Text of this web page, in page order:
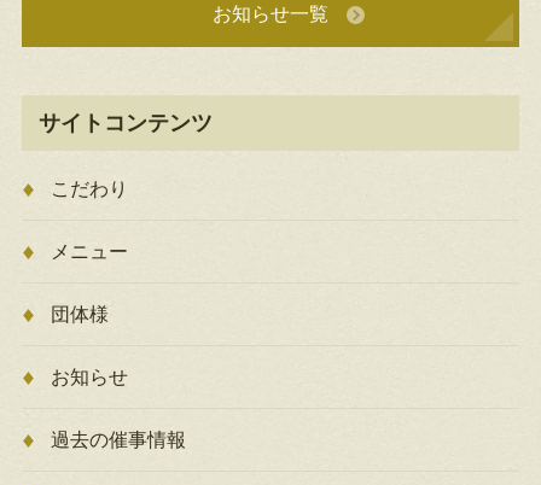
お知らせ一覧
サイトコンテンツ
こだわり
メニュー
団体様
お知らせ
過去の催事情報